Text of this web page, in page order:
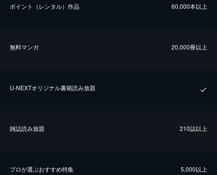
ポイント（レンタル）作品 60,000本以上
無料マンガ 20,000冊以上
U-NEXTオリジナル書籍読み放題
雑誌読み放題 210誌以上
プロが選ぶおすすめ特集 5,000以上